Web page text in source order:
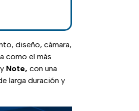
diseño, cámara,
como el más
y Note, con una
larga duración y